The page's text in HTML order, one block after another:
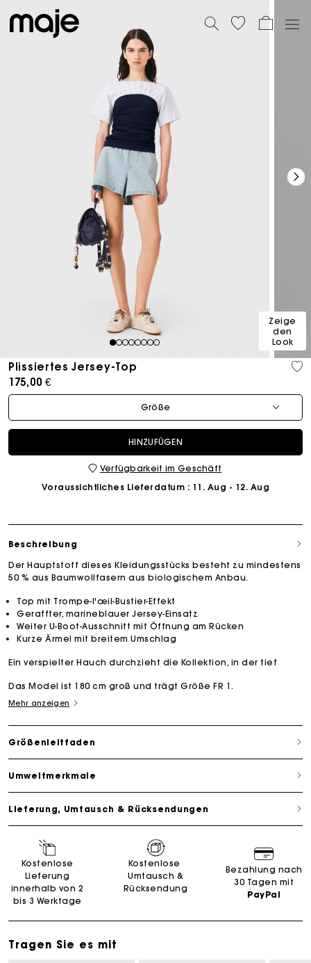
12345678
Zeige
den
Look
Plissiertes Jersey-Top
175,00 €
Größe
HINZUFÜGEN
Verfügbarkeit im Geschäft
Voraussichtliches Lieferdatum : 11. Aug - 12. Aug
Beschreibung
Der Hauptstoff dieses Kleidungsstücks besteht zu mindestens
50 % aus Baumwollfasern aus biologischem Anbau.
Top mit Trompe-l'œil-Bustier-Effekt
Geraffter, marineblauer Jersey-Einsatz
Weiter U-Boot-Ausschnitt mit Öffnung am Rücken
Kurze Ärmel mit breitem Umschlag
Ein verspielter Hauch durchzieht die Kollektion, in der tief
Das Model ist 180 cm groß und trägt Größe FR 1.
Mehr anzeigen
Größenleitfaden
Umweltmerkmale
Lieferung, Umtausch & Rücksendungen
Kostenlose
Lieferung
innerhalb von 2
bis 3 Werktage
Kostenlose
Umtausch &
Rücksendung
Bezahlung nach
30 Tagen mit
PayPal
Tragen Sie es mit